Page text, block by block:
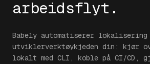
arbeidsflyt.
Babely automatiserer
utviklerverktøykjeden din: kjør
lokalt med CLI, koble på CI/CD,